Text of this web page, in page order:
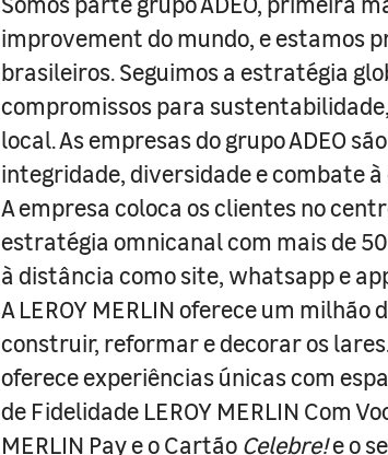
improvement do mundo, e estamos
brasileiros. Seguimos a estratégia
compromissos para
local. As empresas do grupo ADEO
integridade, diversidade e combate
A empresa coloca os clientes no
estratégia omnicanal com mais de
à distância como site, whatsapp e
A LEROY MERLIN oferece um milhão
construir, reformar e decorar os
oferece experiências únicas com
de Fidelidade LEROY MERLIN Com
MERLIN Pay e o Cartão Celebre!e o